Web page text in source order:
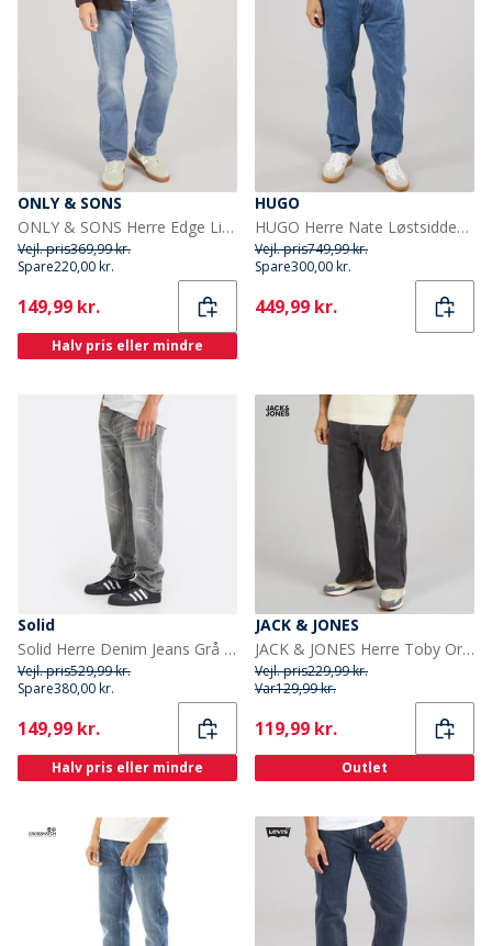
ONLY & SONS
ONLY & SONS Herre Edge Lige Pasform Jeans Dark Blue Denim
Vejl. pris369,99 kr.
Spare220,00 kr.
Current
149,99 kr.
Halv pris eller mindre
HUGO
HUGO Herre Nate Løstsiddende Jeans Bright Blue
Vejl. pris749,99 kr.
Spare300,00 kr.
Current
449,99 kr.
Solid
Solid Herre Denim Jeans Grå Denim
Vejl. pris529,99 kr.
Spare380,00 kr.
Current
149,99 kr.
Halv pris eller mindre
JACK & JONES
JACK & JONES Herre Toby Original 737 Flared Jeans Black Denim
Vejl. pris229,99 kr.
Var129,99 kr.
Current
119,99 kr.
Outlet